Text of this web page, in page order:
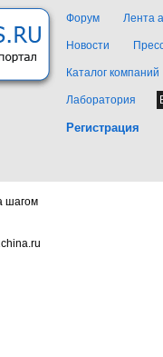
Форум Лента
Новости
Каталог компаний
Лаборатория
Регистрация
шагом